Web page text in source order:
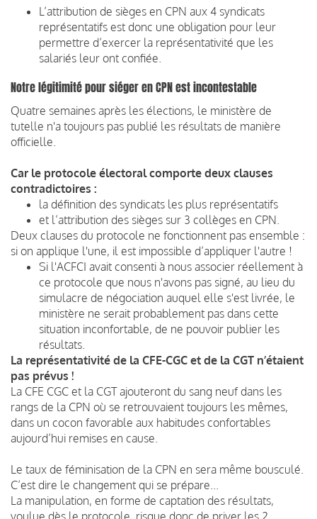
L’attribution de sièges en CPN aux 4 syndicats
représentatifs est donc une obligation pour leur
permettre d’exercer la représentativité que les
salariés leur ont confiée.
Notre légitimité pour siéger en CPN est incontestable
Quatre semaines après les élections, le ministère de
tutelle n'a toujours pas publié les résultats de manière
officielle.
Car le protocole électoral comporte deux clauses
contradictoires :
la définition des syndicats les plus représentatifs
et l’attribution des sièges sur 3 collèges en CPN.
Deux clauses du protocole ne fonctionnent pas ensemble :
si on applique l'une, il est impossible d’appliquer l'autre !
Si l'ACFCI avait consenti à nous associer réellement à
ce protocole que nous n'avons pas signé, au lieu du
simulacre de négociation auquel elle s'est livrée, le
ministère ne serait probablement pas dans cette
situation inconfortable, de ne pouvoir publier les
résultats.
La représentativité de la CFE-CGC et de la CGT n’étaient
pas prévus !
La CFE CGC et la CGT ajouteront du sang neuf dans les
rangs de la CPN où se retrouvaient toujours les mêmes,
dans un cocon favorable aux habitudes confortables
aujourd’hui remises en cause.
Le taux de féminisation de la CPN en sera même bousculé.
C’est dire le changement qui se prépare...
La manipulation, en forme de captation des résultats,
voulue dès le protocole, risque donc de priver les 2